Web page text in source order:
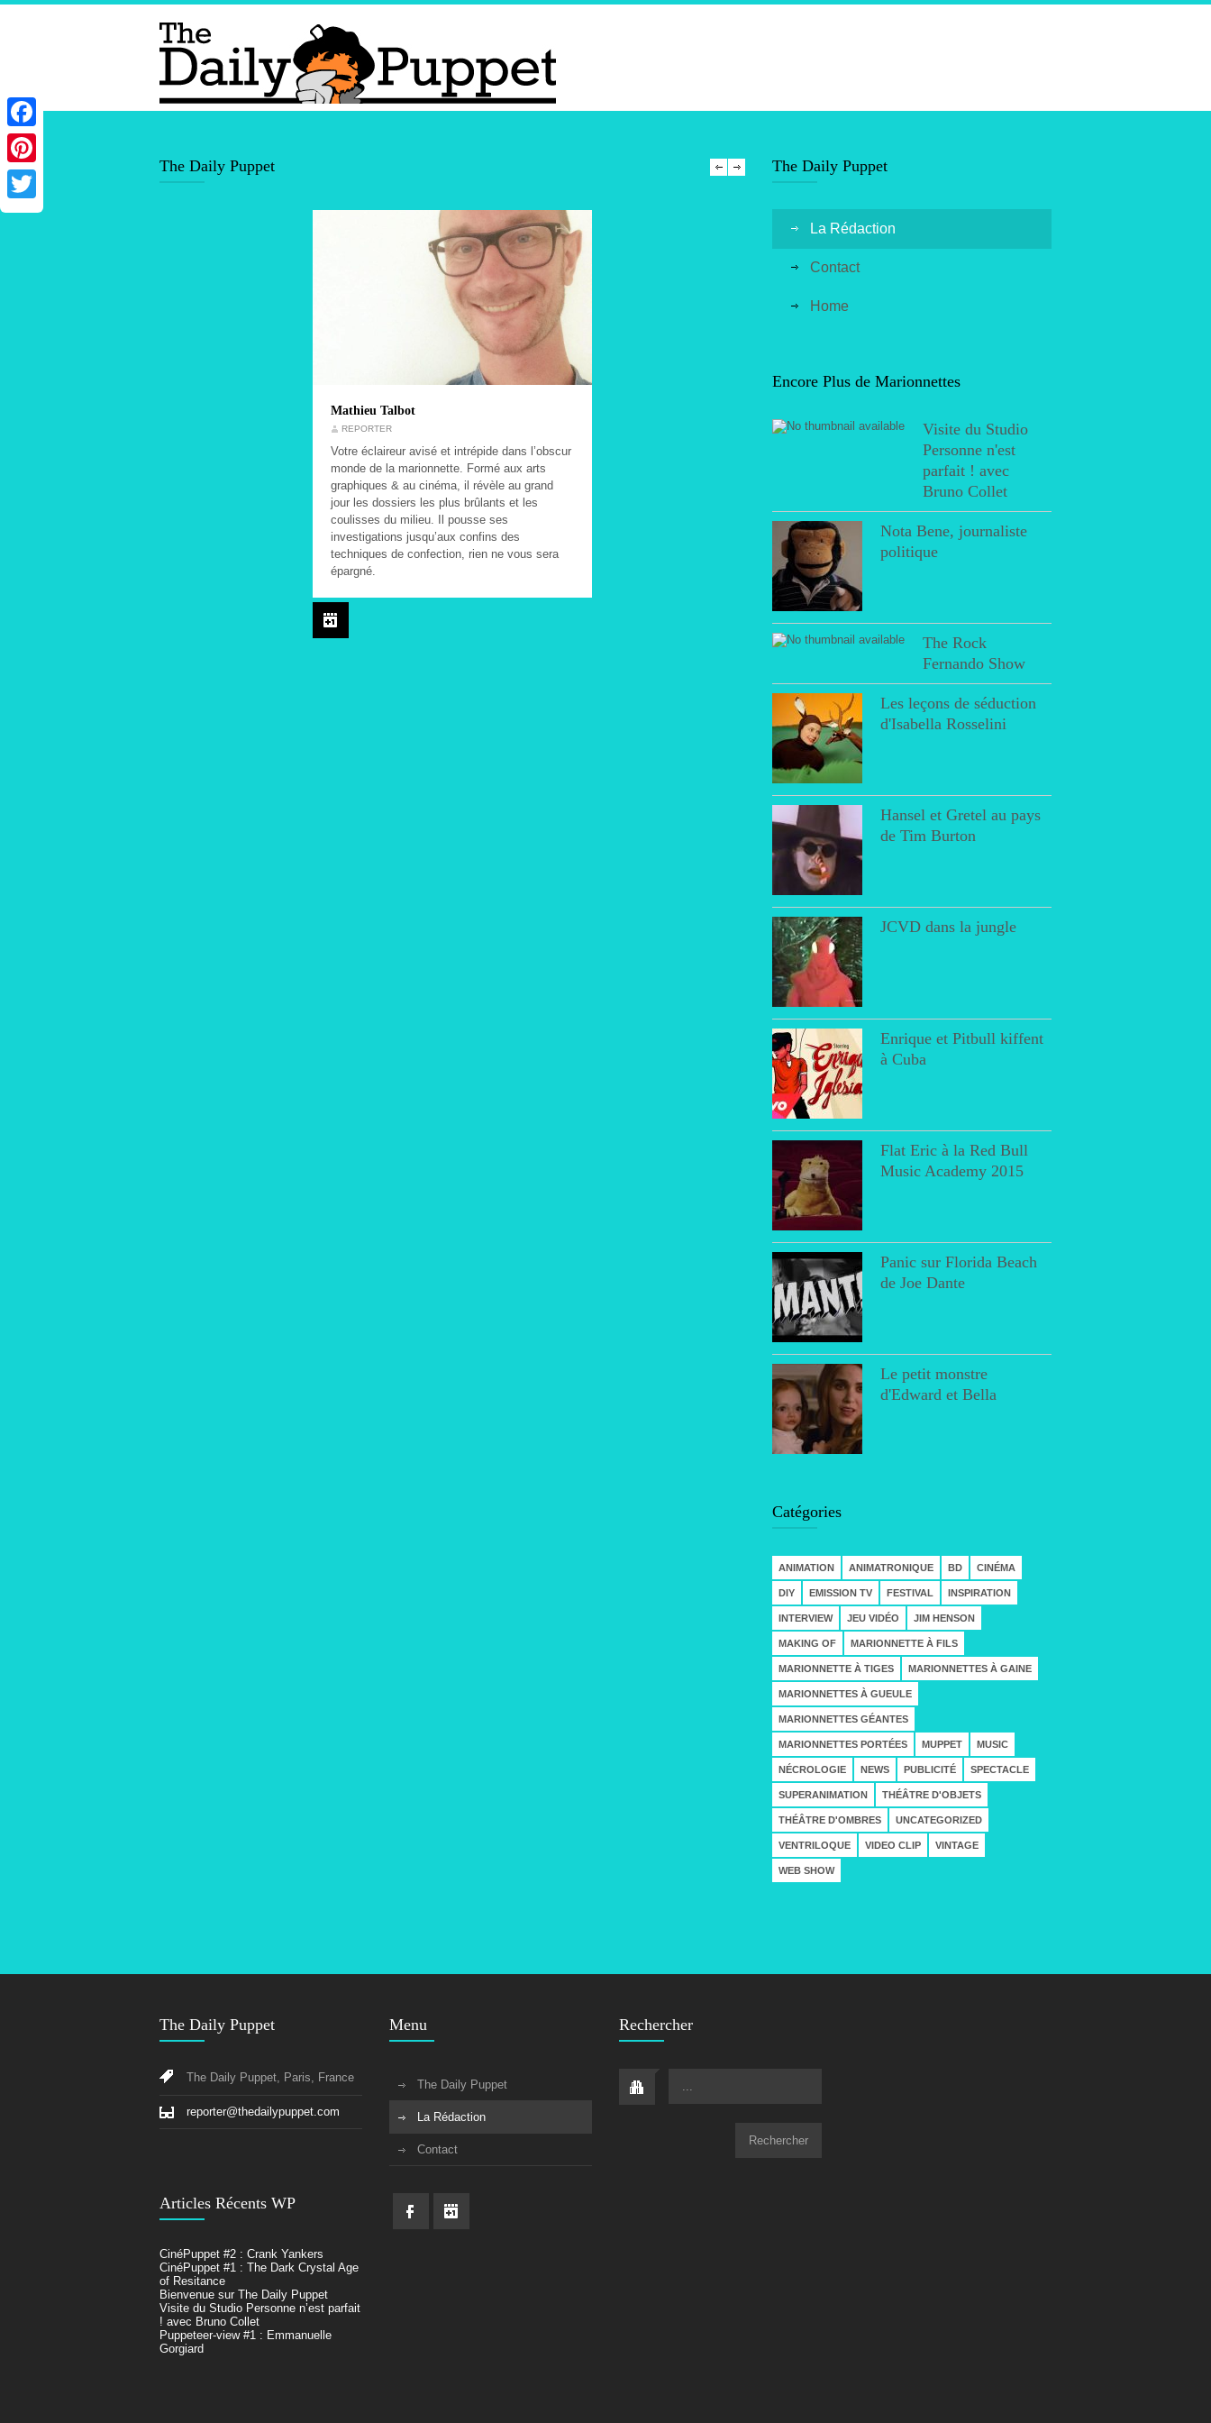
The Daily Puppet
Mathieu Talbot
REPORTER
Votre éclaireur avisé et intrépide dans l’obscur
monde de la marionnette. Formé aux arts
graphiques & au cinéma, il révèle au grand
jour les dossiers les plus brûlants et les
coulisses du milieu. Il pousse ses
investigations jusqu’aux confins des
techniques de confection, rien ne vous sera
épargné.
The Daily Puppet
La Rédaction
Contact
Home
Encore Plus de Marionnettes
Visite du Studio
Personne n'est
parfait ! avec
Bruno Collet
Nota Bene, journaliste
politique
The Rock
Fernando Show
Les leçons de séduction
d'Isabella Rosselini
Hansel et Gretel au pays
de Tim Burton
JCVD dans la jungle
Enrique et Pitbull kiffent
à Cuba
Flat Eric à la Red Bull
Music Academy 2015
Panic sur Florida Beach
de Joe Dante
Le petit monstre
d'Edward et Bella
Catégories
ANIMATION ANIMATRONIQUE BD CINÉMA
DIY EMISSION TV FESTIVAL INSPIRATION
INTERVIEW JEU VIDÉO JIM HENSON
MAKING OF MARIONNETTE À FILS
MARIONNETTE À TIGES MARIONNETTES À GAINE
MARIONNETTES À GUEULE
MARIONNETTES GÉANTES
MARIONNETTES PORTÉES MUPPET MUSIC
NÉCROLOGIE NEWS PUBLICITÉ SPECTACLE
SUPERANIMATION THÉÂTRE D'OBJETS
THÉÂTRE D'OMBRES UNCATEGORIZED
VENTRILOQUE VIDEO CLIP VINTAGE
WEB SHOW
The Daily Puppet
The Daily Puppet, Paris, France
reporter@thedailypuppet.com
Menu
The Daily Puppet
La Rédaction
Contact
Rechercher
...
Articles Récents WP
CinéPuppet #2 : Crank Yankers
CinéPuppet #1 : The Dark Crystal Age
of Resitance
Bienvenue sur The Daily Puppet
Visite du Studio Personne n’est parfait
! avec Bruno Collet
Puppeteer-view #1 : Emmanuelle
Gorgiard
Facebook
Pinterest
Twitter